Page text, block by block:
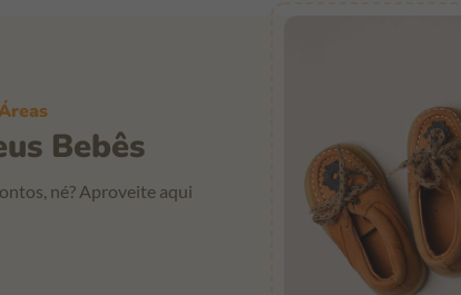
Bebês
né? Aproveite aqui